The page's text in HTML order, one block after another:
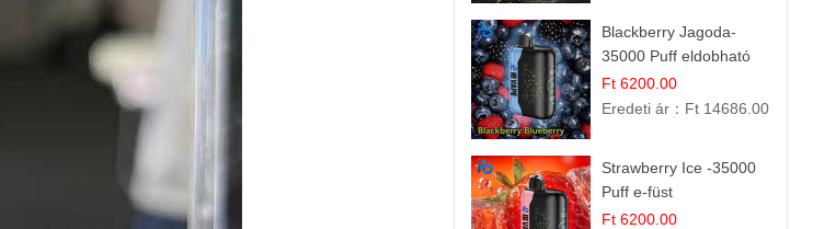
Blackberry Jagoda-
35000 Puff eldobható
vape
Ft 6200.00
Eredeti ár： Ft 14686.00
Strawberry Ice -35000
Puff e-füst
Ft 6200.00